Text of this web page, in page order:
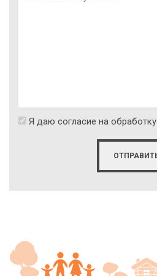
Я даю согласие на обработку